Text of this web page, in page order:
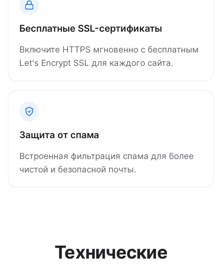
Бесплатные SSL-сертификаты
Включите HTTPS мгновенно с бесплатным
Let's Encrypt SSL для каждого сайта.
Защита от спама
Встроенная фильтрация спама для более
чистой и безопасной почты.
Технические